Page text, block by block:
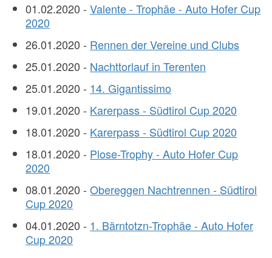
01.02.2020 -Valente - Trophäe - Auto Hofer Cup
2020
26.01.2020 - Rennen der Vereine und Clubs
25.01.2020 - Nachttorlauf in Terenten
25.01.2020 - 14. Gigantissimo
19.01.2020 - Karerpass - Südtirol Cup 2020
18.01.2020 - Karerpass - Südtirol Cup 2020
18.01.2020 - Plose-Trophy - Auto Hofer Cup
2020
08.01.2020 -Obereggen Nachtrennen - Südtirol
Cup 2020
04.01.2020 - 1. Bärntotzn-Trophäe - Auto Hofer
Cup 2020